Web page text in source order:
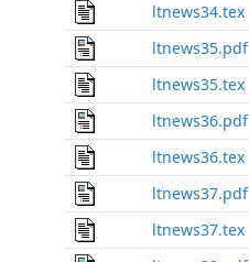
ltnews34.tex
ltnews35.pdf
ltnews35.tex
ltnews36.pdf
ltnews36.tex
ltnews37.pdf
ltnews37.tex